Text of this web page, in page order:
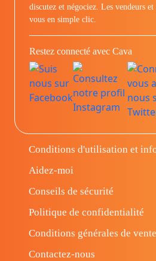
discutez et négociez. Les vendeurs et
vous en simple clic.
Restez connecté avec Cava
Conditions d'utilisation et
Aidez-moi
Conseils de sécurité
Politique de confidentialité
Conditions générales de vente
Contactez-nous